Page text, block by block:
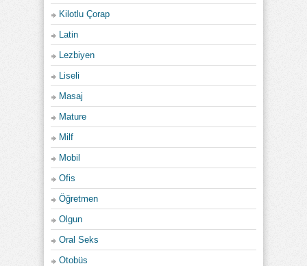
Kilotlu Çorap
Latin
Lezbiyen
Liseli
Masaj
Mature
Milf
Mobil
Ofis
Öğretmen
Olgun
Oral Seks
Otobüs